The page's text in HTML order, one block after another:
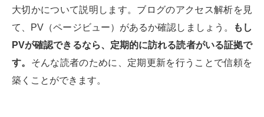
大切かについて説明します。ブログのアクセス解析を見
て、PV（ページビュー）があるか確認しましょう。
もし
PVが確認できるなら、定期的に訪れる読者がいる証拠で
す。 そんな読者のために、定期更新を行うことで信頼を
築くことができます。